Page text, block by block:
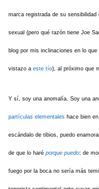
marca registrada de su
sexual (pero qué razón tiene Joe
blog por mis inclinaciones en lo
vistazo a este tío), al próximo que
Y sí, soy una anomalía. Soy una
partículas elementales hace bien
escándalo de tibios, puedo
de que lo haré porque puedo; de
fuego por la boca no sería más